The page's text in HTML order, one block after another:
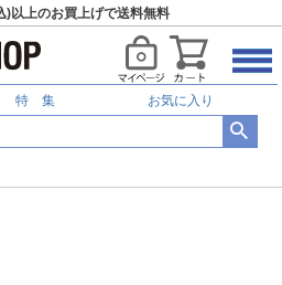
)以上のお買上げで送料無料
特 集 お気に入り